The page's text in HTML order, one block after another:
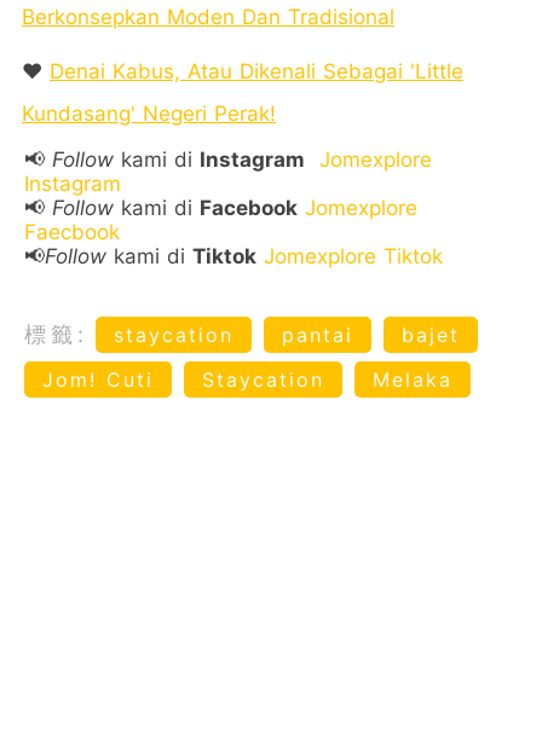
Berkonsepkan Moden Dan Tradisional
❤️ Denai Kabus, Atau Dikenali Sebagai 'Little
Kundasang' Negeri Perak!
📢 Follow kami di Instagram
Jomexplore
Instagram
📢 Follow kami di Facebook Jomexplore
Faecbook
📢Follow kami di Tiktok Jomexplore Tiktok
標籤: staycation pantai
bajet
Jom! Cuti
Staycation Melaka